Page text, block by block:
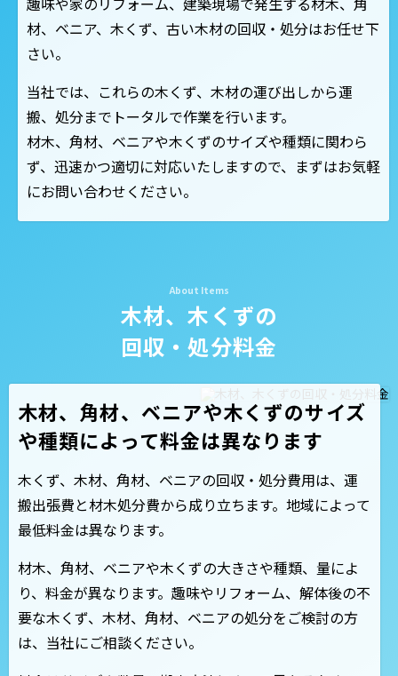
材、ベニア、木くず、古い木材の回収・処分はお任せ下
さい。
当社では、これらの木くず、木材の運び出しから運
搬、処分までトータルで作業を行います。
材木、角材、ベニアや木くずのサイズや種類に関わら
ず、迅速かつ適切に対応いたしますので、まずはお気軽
にお問い合わせください。
木材、木くずの
回収・処分料金
木材、角材、ベニアや木くずのサイズ
や種類によって料金は異なります
木くず、木材、角材、ベニアの回収・処分費用は、運
搬出張費と材木処分費から成り立ちます。地域によって
最低料金は異なります。
材木、角材、ベニアや木くずの大きさや種類、量によ
り、料金が異なります。趣味やリフォーム、解体後の不
要な木くず、木材、角材、ベニアの処分をご検討の方
は、当社にご相談ください。